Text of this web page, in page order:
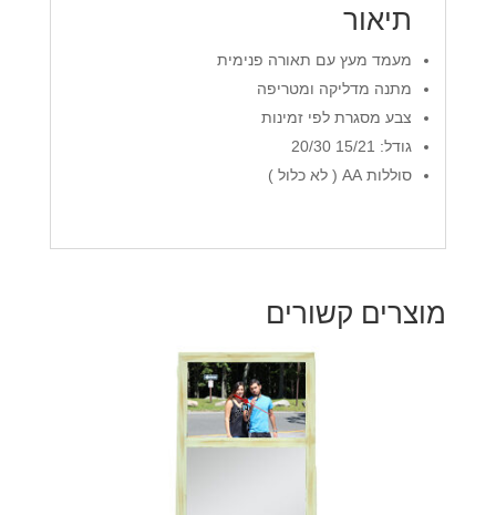
תיאור
מעמד מעץ עם תאורה פנימית
מתנה מדליקה ומטריפה
צבע מסגרת לפי זמינות
גודל: 15/21 20/30
סוללות AA ( לא כלול )
מוצרים קשורים